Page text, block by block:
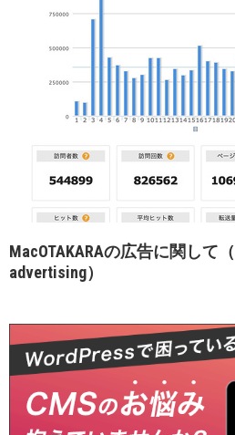
MacOTAKARAの広告に関して
advertising）